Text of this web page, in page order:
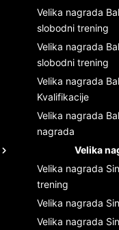
Velika nagrada
slobodni trening
Velika nagrada
slobodni trening
Velika nagrada
Kvalifikacije
Velika nagrada
nagrada
Velika
Velika nagrada
trening
Velika nagrada
Velika nagrada